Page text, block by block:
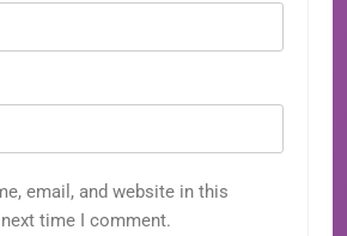
email, and website in this
time I comment.